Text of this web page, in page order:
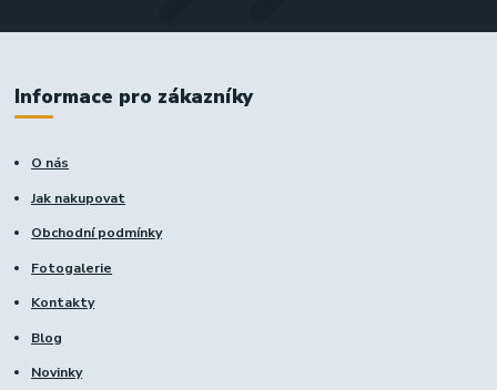
Informace pro zákazníky
O nás
Jak nakupovat
Obchodní podmínky
Fotogalerie
Kontakty
Blog
Novinky